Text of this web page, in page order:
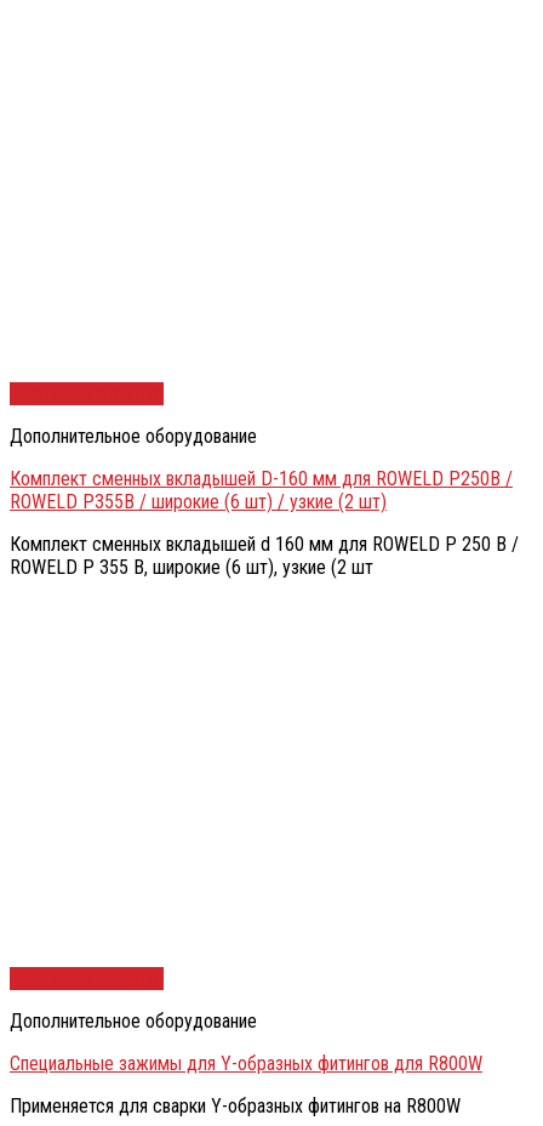
Дополнительное оборудование
Комплект сменных вкладышей D-160 мм для ROWELD P250B /
ROWELD P355B / широкие (6 шт) / узкие (2 шт)
Комплект сменных вкладышей d 160 мм для ROWELD P 250 B /
ROWELD P 355 B, широкие (6 шт), узкие (2 шт
Дополнительное оборудование
Специальные зажимы для Y-образных фитингов для R800W
Применяется для сварки Y-образных фитингов на R800W